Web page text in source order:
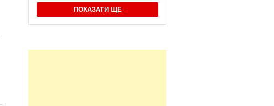
ПОКАЗАТИ ЩЕ